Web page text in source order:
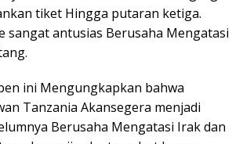
tiket Hingga putaran ketiga.
sangat antusias Berusaha Mengatasi
ini Mengungkapkan bahwa
Tanzania Akansegera menjadi
Berusaha Mengatasi Irak dan